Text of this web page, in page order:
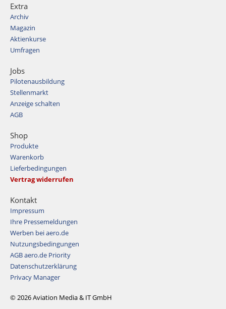
Extra
Archiv
Magazin
Aktienkurse
Umfragen
Jobs
Pilotenausbildung
Stellenmarkt
Anzeige schalten
AGB
Shop
Produkte
Warenkorb
Lieferbedingungen
Vertrag widerrufen
Kontakt
Impressum
Ihre Pressemeldungen
Werben bei aero.de
Nutzungsbedingungen
AGB aero.de Priority
Datenschutzerklärung
Privacy Manager
© 2026 Aviation Media & IT GmbH